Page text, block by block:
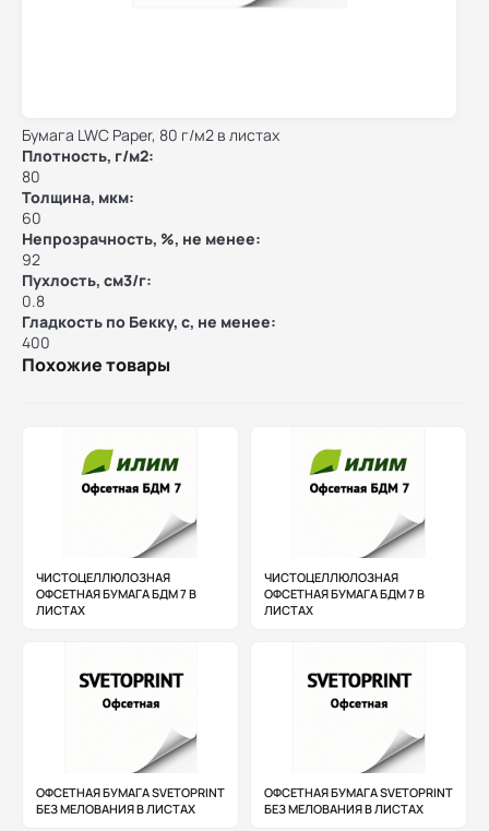
Бумага LWC Paper, 80 г/м2 в листах
Плотность, г/м2:
80
Толщина, мкм:
60
Непрозрачность, %, не менее:
92
Пухлость, см3/г:
0.8
Гладкость по Бекку, с, не менее:
400
Похожие товары
ЧИСТОЦЕЛЛЮЛОЗНАЯ
ОФСЕТНАЯ БУМАГА БДМ 7 В
ЛИСТАХ
ЧИСТОЦЕЛЛЮЛОЗНАЯ
ОФСЕТНАЯ БУМАГА БДМ 7 В
ЛИСТАХ
ОФСЕТНАЯ БУМАГА SVETOPRINT
БЕЗ МЕЛОВАНИЯ В ЛИСТАХ
ОФСЕТНАЯ БУМАГА SVETOPRINT
БЕЗ МЕЛОВАНИЯ В ЛИСТАХ